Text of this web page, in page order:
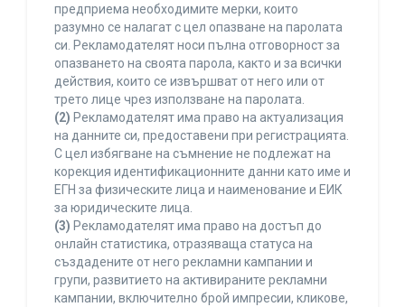
предприема необходимите мерки, които
разумно се налагат с цел опазване на паролата
си. Рекламодателят носи пълна отговорност за
опазването на своята парола, както и за всички
действия, които се извършват от него или от
трето лице чрез използване на паролата.
(2) Рекламодателят има право на актуализация
на данните си, предоставени при регистрацията.
С цел избягване на съмнение не подлежат на
корекция идентификационните данни като име и
ЕГН за физическите лица и наименование и ЕИК
за юридическите лица.
(3) Рекламодателят има право на достъп до
онлайн статистика, отразяваща статуса на
създадените от него рекламни кампании и
групи, развитието на активираните рекламни
кампании, включително брой импресии, кликове,